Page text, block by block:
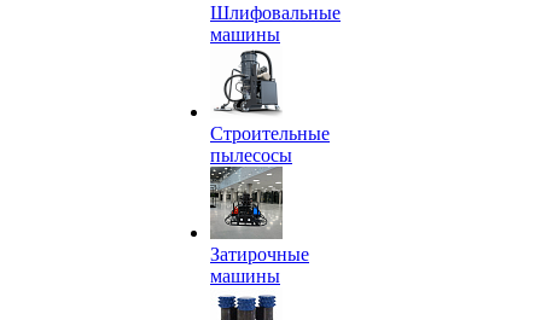
Шлифовальные
машины
Строительные
пылесосы
Затирочные
машины